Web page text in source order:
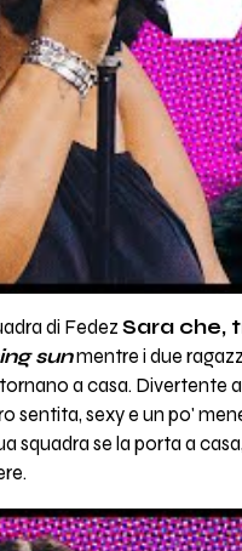
di FedezSara che,
sunmentre i due
a casa. Divertente
sentita, sexy e un po'
squadra se la porta a